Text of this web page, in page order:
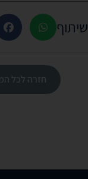
שיתוף
חזרה לכל